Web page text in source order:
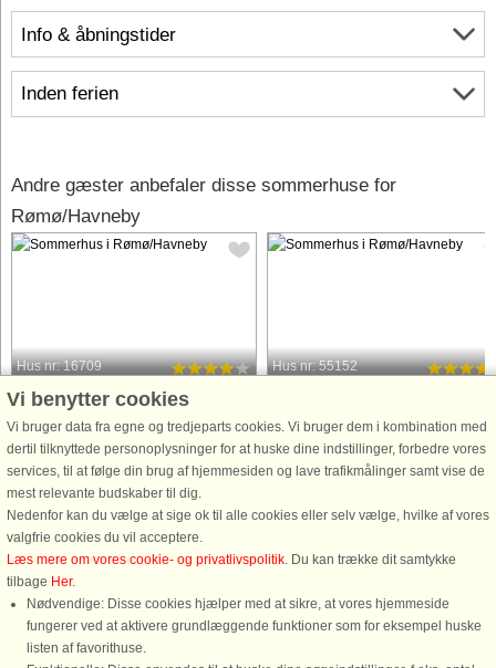
Info & åbningstider
Inden ferien
Andre gæster anbefaler disse sommerhuse for
Rømø/Havneby
Hus nr: 16709
Rømø/Havneby
4 personer, 33 m²
100 m til kyst.
Moderniseret ferielejlighed
beliggende i mindre feriecenter
direkte ved Vadehavskysten lidt nord
for Havneby. Lejligheden er i 2019
renoveret med nyt køkken og
modernisering af badeværelse. Fra en
fra 2.564 DKK
Hus nr: 55152
4 personer, 46 m²
100 m til kyst.
Rækkehus med udsigt til Vadehavet
entré, et velfungerende køkken i
sofaen kan redes op to personer,
Vi benytter cookies
Vi bruger data fra egne og tredjeparts cookies. Vi bruger dem i kombination med
dertil tilknyttede personoplysninger for at huske dine indstillinger, forbedre vores
services, til at følge din brug af hjemmesiden og lave trafikmålinger samt vise de
mest relevante budskaber til dig.
Nedenfor kan du vælge at sige ok til alle cookies eller selv vælge, hvilke af vores
valgfrie cookies du vil acceptere.
Læs mere om vores cookie- og privatlivspolitik. Du kan trække dit samtykke
tilbage Her.
Nødvendige: Disse cookies hjælper med at sikre, at vores hjemmeside
fungerer ved at aktivere grundlæggende funktioner som for eksempel huske
listen af favorithuse.